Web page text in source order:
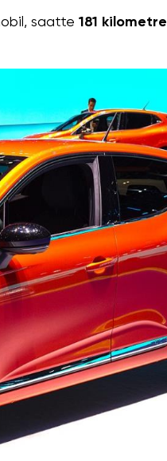
saatte 181 kilometre